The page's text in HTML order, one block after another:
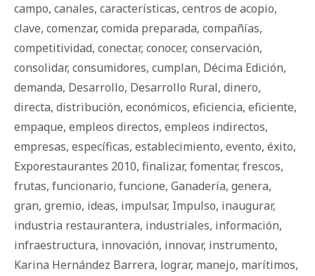
campo, canales, características, centros de acopio,
clave, comenzar, comida preparada, compañías,
competitividad, conectar, conocer, conservación,
consolidar, consumidores, cumplan, Décima Edición,
demanda, Desarrollo, Desarrollo Rural, dinero,
directa, distribución, económicos, eficiencia, eficiente,
empaque, empleos directos, empleos indirectos,
empresas, específicas, establecimiento, evento, éxito,
Exporestaurantes 2010, finalizar, fomentar, frescos,
frutas, funcionario, funcione, Ganadería, genera,
gran, gremio, ideas, impulsar, Impulso, inaugurar,
industria restaurantera, industriales, información,
infraestructura, innovación, innovar, instrumento,
Karina Hernández Barrera, lograr, manejo, marítimos,